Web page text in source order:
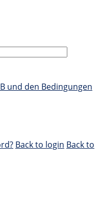
und den Bedingungen
Back to login Back to